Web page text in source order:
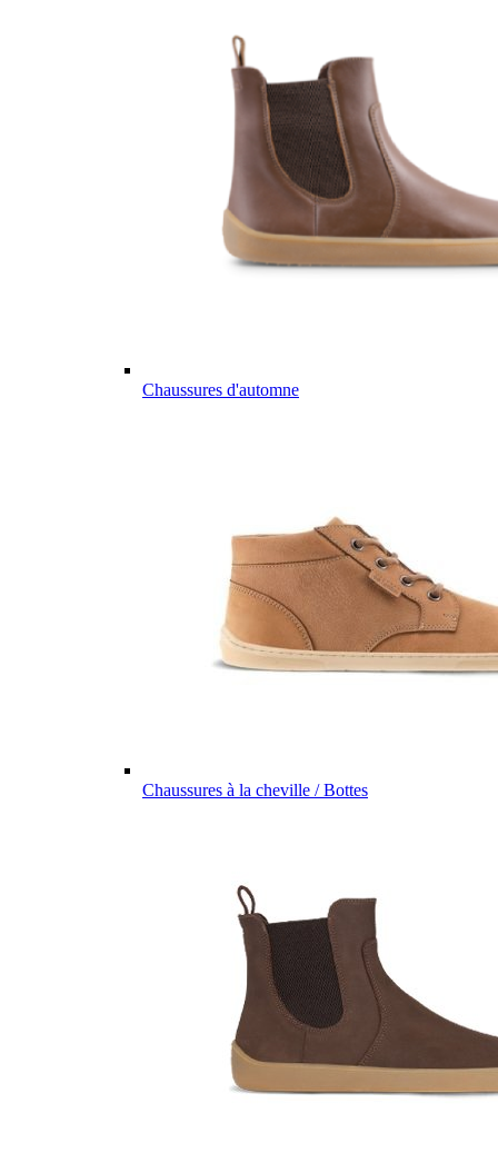
Chaussures d'automne
Chaussures à la cheville / Bottes